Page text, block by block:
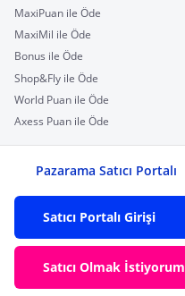
MaxiPuan ile Öde
MaxiMil ile Öde
Bonus ile Öde
Shop&Fly ile Öde
World Puan ile Öde
Axess Puan ile Öde
Pazarama Satıcı Portalı
Satıcı Portalı Girişi
Satıcı Olmak İstiyorum